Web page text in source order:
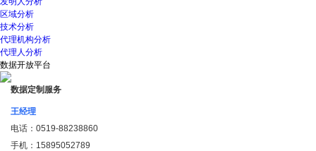
区域分析
技术分析
代理机构分析
代理人分析
数据开放平台
数据定制服务
王经理
电话： 0519-88238860
手机： 15895052789